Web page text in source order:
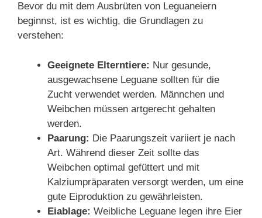
Bevor du mit dem Ausbrüten von Leguaneiern
beginnst, ist es wichtig, die Grundlagen zu
verstehen:
Geeignete Elterntiere: Nur gesunde,
ausgewachsene Leguane sollten für die
Zucht verwendet werden. Männchen und
Weibchen müssen artgerecht gehalten
werden.
Paarung: Die Paarungszeit variiert je nach
Art. Während dieser Zeit sollte das
Weibchen optimal gefüttert und mit
Kalziumpräparaten versorgt werden, um eine
gute Eiproduktion zu gewährleisten.
Eiablage: Weibliche Leguane legen ihre Eier